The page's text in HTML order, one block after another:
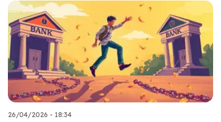
26/04/2026 - 18:34